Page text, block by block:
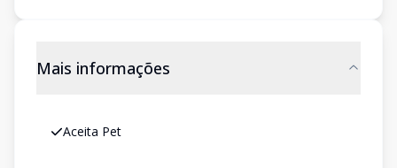
Mais informações
Aceita Pet